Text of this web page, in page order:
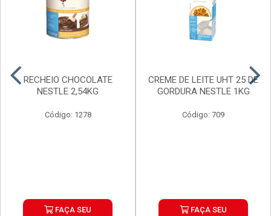
RECHEIO CHOCOLATE
NESTLE 2,54KG
Código: 1278
FAÇA SEU
CREME DE LEITE UHT 25 DE
GORDURA NESTLE 1KG
Código: 709
FAÇA SEU